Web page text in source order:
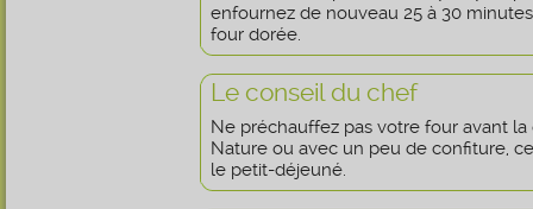
enfournez de nouveau 25 à 30
four dorée.
Le conseil du chef
Ne préchauffez pas votre four avant la
Nature ou avec un peu de confiture,
le petit-déjeuné.